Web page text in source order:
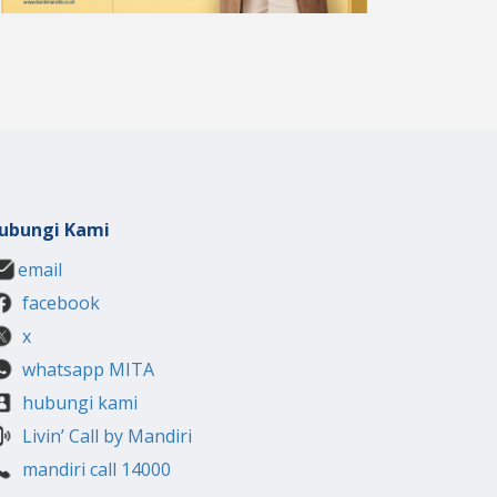
Kami
email
facebook
x
whatsapp MITA
hubungi kami
Livin’ Call by Mandiri
mandiri call 14000